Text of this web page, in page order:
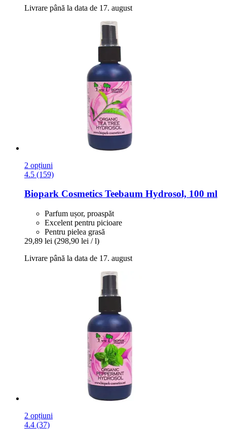
Livrare până la data de 17. august
2 opțiuni
4.5 (159)
Biopark Cosmetics Teebaum Hydrosol, 100 ml
Parfum ușor, proaspăt
Excelent pentru picioare
Pentru pielea grasă
29,89 lei (298,90 lei / l)
Livrare până la data de 17. august
2 opțiuni
4.4 (37)